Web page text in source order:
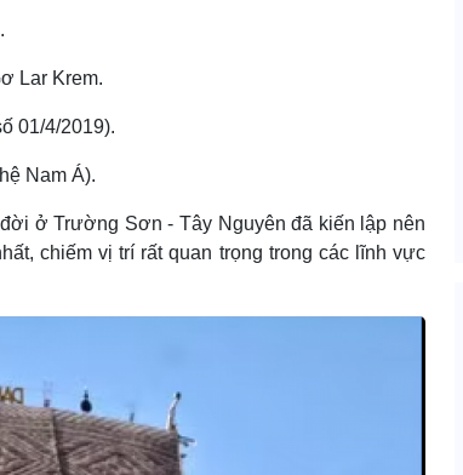
Lar Krem.
01/4/2019).
Nam Á).
ở Trường Sơn - Tây Nguyên đã kiến lập nên
chiếm vị trí rất quan trọng trong các lĩnh vực